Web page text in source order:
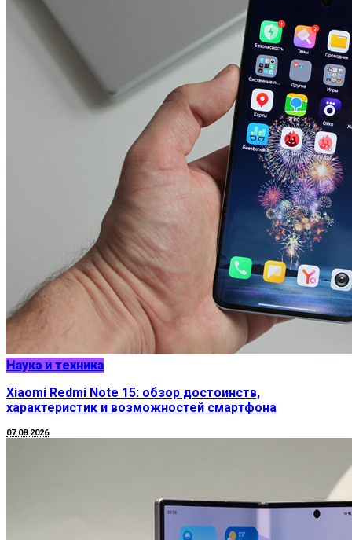
Наука и техника
Xiaomi Redmi Note 15: обзор достоинств,
характеристик и возможностей смартфона
07.08.2026